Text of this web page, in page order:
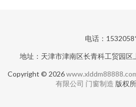
电话：
地址：天津市津南区长青科工贸园
Copyright © 2026
有限公司 门窗制造 版权